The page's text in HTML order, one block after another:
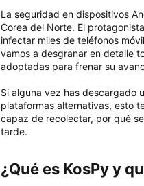
La seguridad en dispositivos
Corea del Norte. El
infectar miles de teléfonos
vamos a desgranar en detalle
adoptadas para frenar su
Si alguna vez has descargado
plataformas alternativas, esto
capaz de recolectar, por qué
tarde.
¿Qué es KosPy y